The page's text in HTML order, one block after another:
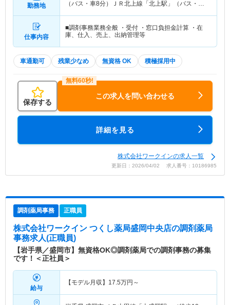
勤務地
（バス・車8分）ＪＲ北上線「北上駅」（バス・車8
仕事内容
■調剤事務業務全般 ・受付 ・窓口負担金計算 ・在
庫、仕入、売上、出納管理等
車通勤可 残業少なめ 無資格 OK 積極採用中
保存する
この求人を問い合わせる
詳細を見る
株式会社ワークインの求人一覧
更新日：2026/04/02 求人番号：10186985
調剤薬局事務 正職員
株式会社ワークイン つくし薬局盛岡中央店の調剤薬局
事務求人(正職員)
【岩手県／盛岡市】無資格OK◎調剤薬局での調剤事務の募集
です！＜正社員＞
給与
【モデル月収】 17.5万円～